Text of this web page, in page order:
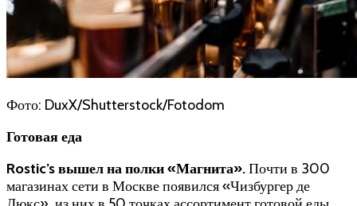
Фото: DuxX/Shutterstock/Fotodom
Готовая еда
Rostic’s вышел на полки «Магнита».Почти в 300
магазинах сети в Москве появился «Чизбургер де